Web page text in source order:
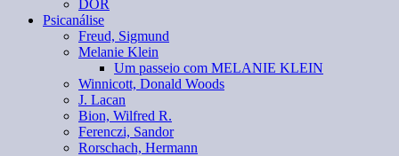
DOR
Psicanálise
Freud, Sigmund
Melanie Klein
Um passeio com MELANIE KLEIN
Winnicott, Donald Woods
J. Lacan
Bion, Wilfred R.
Ferenczi, Sandor
Rorschach, Hermann